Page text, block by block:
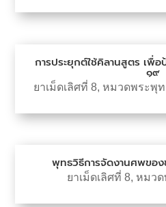
การประยุกต์ใช้คิลานสูตร เพื่อ
๑๙
ยาเม็ดเลิศที่ 8, หมวดพระพุ
พุทธวิธีการจัดงานศพขอ
ยาเม็ดเลิศที่ 8, หมว